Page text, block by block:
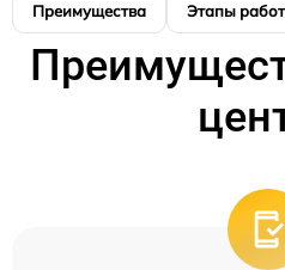
Преимущества Этапы работ